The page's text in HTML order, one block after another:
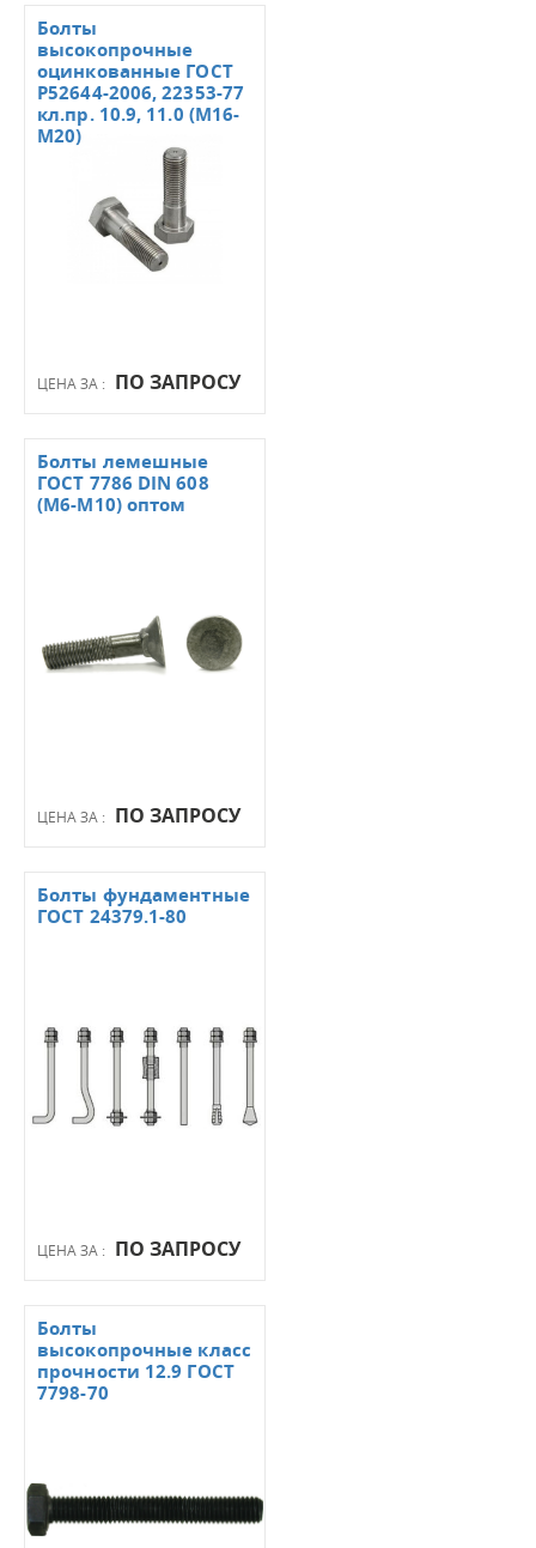
ЦЕНА ЗА : ПО ЗАПРОСУ
Болты
высокопрочные
оцинкованные ГОСТ
Р52644-2006, 22353-77
кл.пр. 10.9, 11.0 (М16-
М20)
ЦЕНА ЗА : ПО ЗАПРОСУ
Болты лемешные
ГОСТ 7786 DIN 608
(М6-М10) оптом
ЦЕНА ЗА : ПО ЗАПРОСУ
Болты фундаментные
ГОСТ 24379.1-80
Болты
высокопрочные класс
прочности 12.9 ГОСТ
7798-70